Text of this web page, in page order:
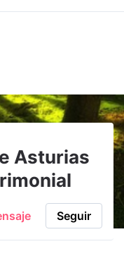
Comentar
Asturias
Seguir